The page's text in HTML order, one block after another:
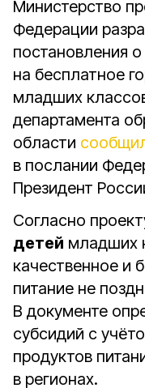
Министерство
Федерации
постановления
на бесплатное
младших
департамента
области
в послании
Президент
Согласно
детей младших
качественное и
питание не
В документе
субсидий с
продуктов
в регионах.